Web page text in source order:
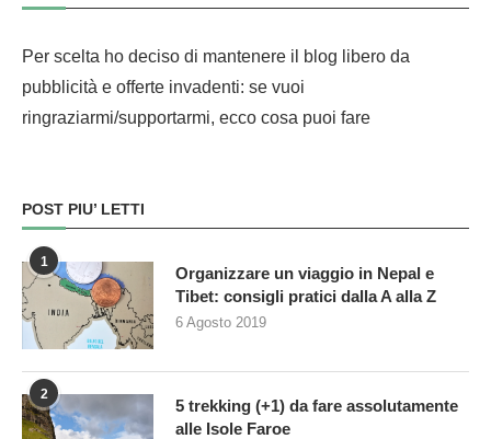
Per scelta ho deciso di mantenere il blog libero da
pubblicità e offerte invadenti: se vuoi
ringraziarmi/supportarmi, ecco cosa puoi fare
POST PIU’ LETTI
1
Organizzare un viaggio in Nepal e
Tibet: consigli pratici dalla A alla Z
6 Agosto 2019
2
5 trekking (+1) da fare assolutamente
alle Isole Faroe